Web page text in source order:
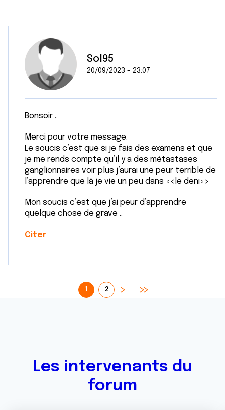
Sol95
20/09/2023 - 23:07
Bonsoir ,
Merci pour votre message.
Le soucis c’est que si je fais des examens et que
je me rends compte qu’il y a des métastases
ganglionnaires voir plus j’aurai une peur terrible de
l’apprendre que là je vie un peu dans <<le deni>>
Mon soucis c’est que j’ai peur d’apprendre
quelque chose de grave ..
Citer
1 2
Les intervenants du
forum